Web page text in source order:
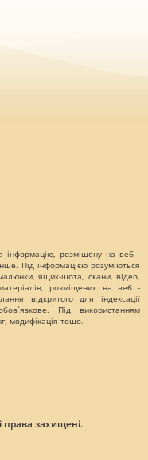
інформацію, розміщену на веб -
Під інформацією розуміються
ящик-шота, скани, відео,
розміщених на веб -
відкритого для індексації
Під використанням
модифікація тощо.
права захищені.